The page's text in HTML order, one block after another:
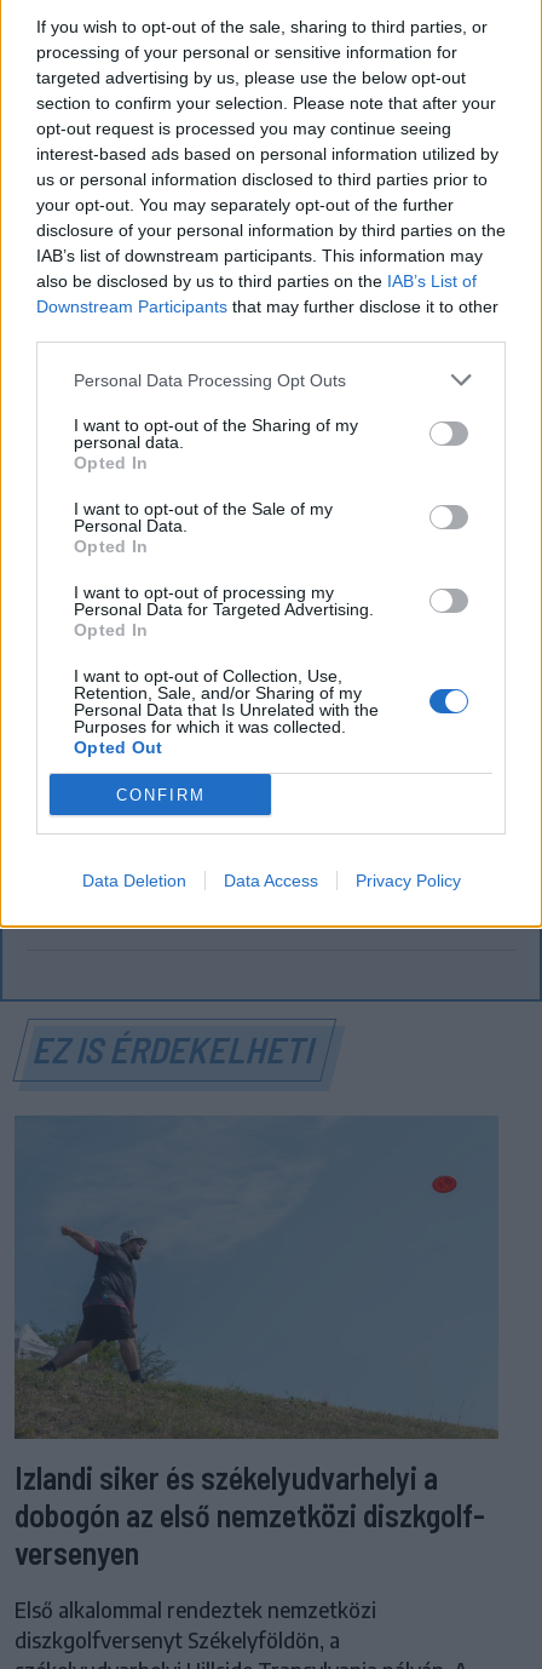
If you wish to opt-out of the sale, sharing to third parties, or
processing of your personal or sensitive information for
targeted advertising by us, please use the below opt-out
section to confirm your selection. Please note that after your
opt-out request is processed you may continue seeing
interest-based ads based on personal information utilized by
us or personal information disclosed to third parties prior to
your opt-out. You may separately opt-out of the further
disclosure of your personal information by third parties on the
IAB’s list of downstream participants. This information may
also be disclosed by us to third parties on the IAB’s List of
Downstream Participants that may further disclose it to other
Personal Data Processing Opt Outs
I want to opt-out of the Sharing of my
personal data.
Opted In
I want to opt-out of the Sale of my
Personal Data.
Opted In
I want to opt-out of processing my
Personal Data for Targeted Advertising.
Opted In
I want to opt-out of Collection, Use,
Retention, Sale, and/or Sharing of my
Personal Data that Is Unrelated with the
Purposes for which it was collected.
Opted Out
CONFIRM
Data Deletion Data Access Privacy Policy
KRÓNIKA
„A legerősebb garancia” – Megnevezte
államfőjelöltjét a Tisza Párt
Baka Andrást, a Legfelsőbb Bíróság korábbi elnökét
jelöli köztársasági elnöknek a Tisza Párt parlamenti
frakciója.
FŐTÉR
„A Kárpátok szimbólumát egy gyűlölt,
kártékony, kóborló vadállattá
züllesztette a politikum”
A medveproblémára egyetlen valódi megoldás
létezik, az állomány visszalövése az optimális
vadásszal beszélgettünk, nemcsak a medvékről.
EZ IS ÉRDEKELHETI
Izlandi siker és székelyudvarhelyi a
dobogón az első nemzetközi diszkgolf-
versenyen
Első alkalommal rendeztek nemzetközi
diszkgolfversenyt Székelyföldön, a